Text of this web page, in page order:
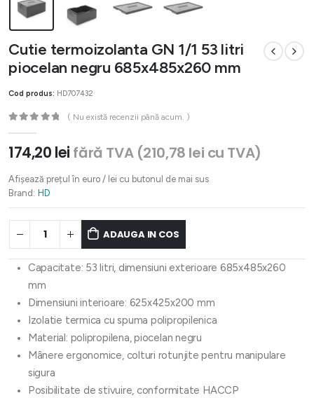
Cutie termoizolanta GN 1/1 53 litri
piocelan negru 685x485x260 mm
Cod produs: HD707432
( Nu există recenzii până acum. )
174,20 lei fără TVA (210,78 lei cu TVA)
Afișează prețul în euro / lei cu butonul de mai sus
Brand: HD
ADAUGA IN COS
Capacitate: 53 litri, dimensiuni exterioare 685x485x260
mm
Dimensiuni interioare: 625x425x200 mm
Izolatie termica cu spuma polipropilenica
Material: polipropilena, piocelan negru
Mânere ergonomice, colturi rotunjite pentru manipulare
sigura
Posibilitate de stivuire, conformitate HACCP